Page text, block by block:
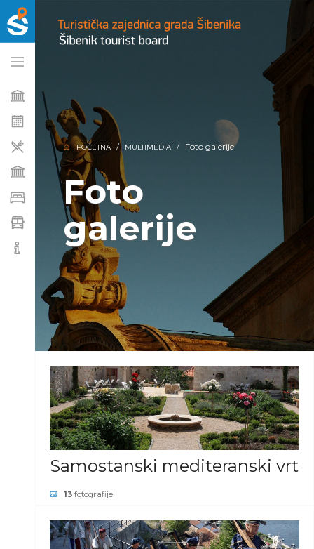
POČETNA MULTIMEDIA Foto galerije
Foto
galerije
Samostanski mediteranski vrt
13 fotografije
POGLEDAJ GALERIJU